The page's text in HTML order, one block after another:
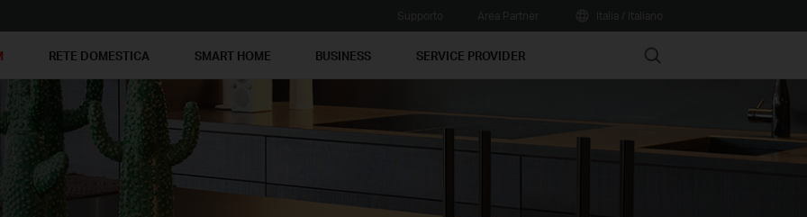
RETE DOMESTICA SMART HOME BUSINESS SERVICE PROVIDER Search